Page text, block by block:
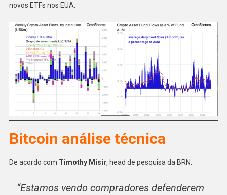
novos ETFs nos EUA.
Bitcoin análise técnica
De acordo com Timothy Misir, head de pesquisa da BRN:
“Estamos vendo compradores defenderem